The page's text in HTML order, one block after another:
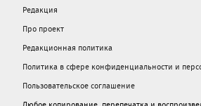
Редакция
Про проект
Редакционная политика
Политика в сфере конфиденциальности и
Пользовательское соглашение